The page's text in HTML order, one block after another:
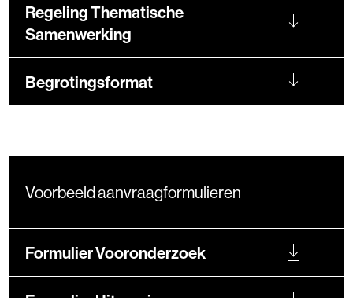
Regeling Thematische
Samenwerking
Begrotingsformat
Voorbeeld aanvraagformulieren
Formulier Vooronderzoek